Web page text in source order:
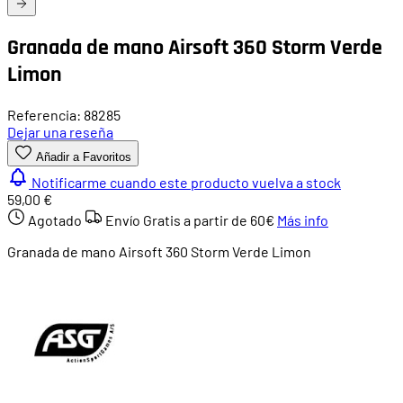
Granada de mano Airsoft 360 Storm Verde
Limon
Referencia: 88285
Dejar una reseña
Añadir a Favoritos
Notificarme cuando este producto vuelva a stock
59,00 €
Agotado
Envío Gratis a partir de 60€ Más info
Granada de mano Airsoft 360 Storm Verde Limon